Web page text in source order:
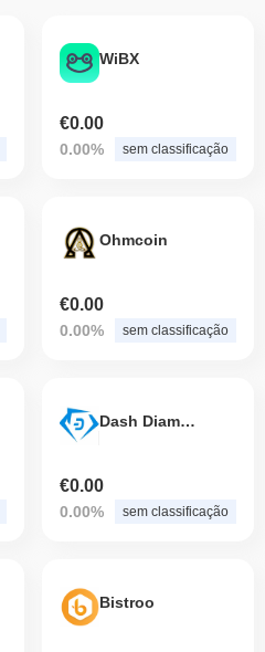
WiBX
€0.00
0.00% sem classificação
Ohmcoin
€0.00
0.00% sem classificação
Dash Diamond
€0.00
0.00% sem classificação
Bistroo